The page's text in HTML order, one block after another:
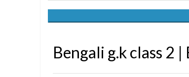
Bengali g.k class 2 |